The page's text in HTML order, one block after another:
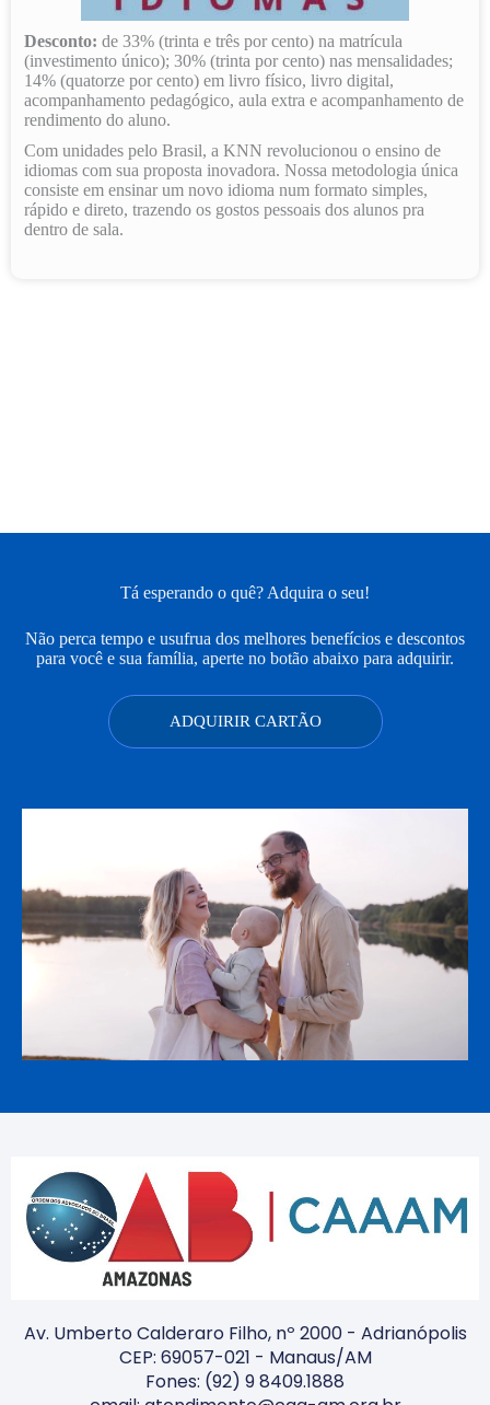
Desconto: de 33% (trinta e três por cento) na matrícula
(investimento único); 30% (trinta por cento) nas mensalidades;
14% (quatorze por cento) em livro físico, livro digital,
acompanhamento pedagógico, aula extra e acompanhamento de
rendimento do aluno.
Com unidades pelo Brasil, a KNN revolucionou o ensino de
idiomas com sua proposta inovadora. Nossa metodologia única
consiste em ensinar um novo idioma num formato simples,
rápido e direto, trazendo os gostos pessoais dos alunos pra
dentro de sala.
Tá esperando o quê? Adquira o seu!
Não perca tempo e usufrua dos melhores benefícios e descontos
para você e sua família, aperte no botão abaixo para adquirir.
ADQUIRIR CARTÃO
Av. Umberto Calderaro Filho, nº 2000 - Adrianópolis
CEP: 69057-021 - Manaus/AM
Fones: (92) 9 8409.1888